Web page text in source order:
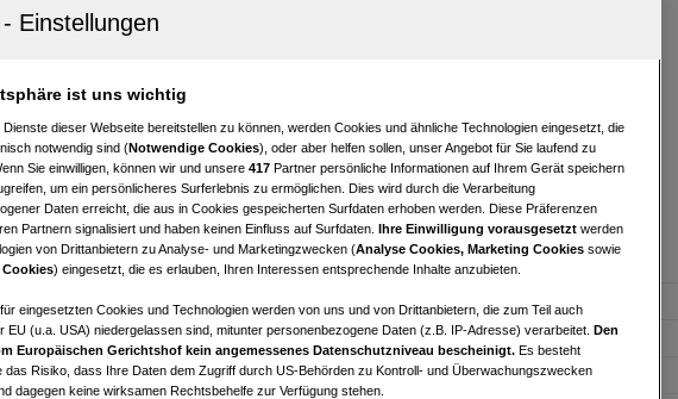
Golfclub Igls
2026
2026
ist uns wichtig
Dienste dieser Webseite bereitstellen zu können, werden Cookies und ähnliche Technologien eingesetzt, die
notwendig sind (Notwendige Cookies), oder aber helfen sollen, unser Angebot für Sie laufend zu
Sie einwilligen, können wir und unsere 417 Partner persönliche Informationen auf Ihrem Gerät speichern
um ein persönlicheres Surferlebnis zu ermöglichen. Dies wird durch die Verarbeitung
Daten erreicht, die aus in Cookies gespeicherten Surfdaten erhoben werden. Diese Präferenzen
Partnern signalisiert und haben keinen Einfluss auf Surfdaten. Ihre Einwilligung vorausgesetzt werden
von Drittanbietern zu Analyse- und Marketingzwecken (Analyse Cookies, Marketing Cookies sowie
) eingesetzt, die es erlauben, Ihren Interessen entsprechende Inhalte anzubieten.
eingesetzten Cookies und Technologien werden von uns und von Drittanbietern, die zum Teil auch
EU (u.a. USA) niedergelassen sind, mitunter personenbezogene Daten (z.B. IP-Adresse) verarbeitet. Den
Europäischen Gerichtshof kein angemessenes Datenschutzniveau bescheinigt. Es besteht
das Risiko, dass Ihre Daten dem Zugriff durch US-Behörden zu Kontroll- und Überwachungszwecken
dagegen keine wirksamen Rechtsbehelfe zur Verfügung stehen.